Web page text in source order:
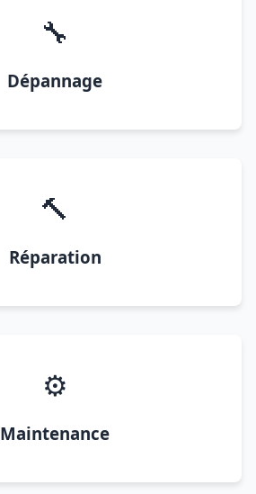
🔧
Dépannage
🔨
Réparation
⚙️
Maintenance